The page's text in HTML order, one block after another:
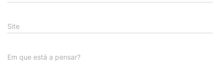
Site
Em que está a pensar?